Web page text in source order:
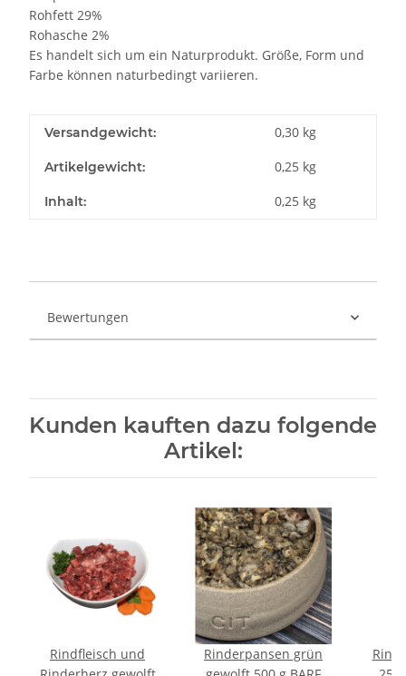
Rohfett 29%
Rohasche 2%
Es handelt sich um ein Naturprodukt. Größe, Form und
Farbe können naturbedingt variieren.
Versandgewicht: 0,30 kg
Artikelgewicht: 0,25 kg
Inhalt: 0,25 kg
Bewertungen
Kunden kauften dazu folgende
Artikel:
Rindfleisch und
Rinderpansen grün